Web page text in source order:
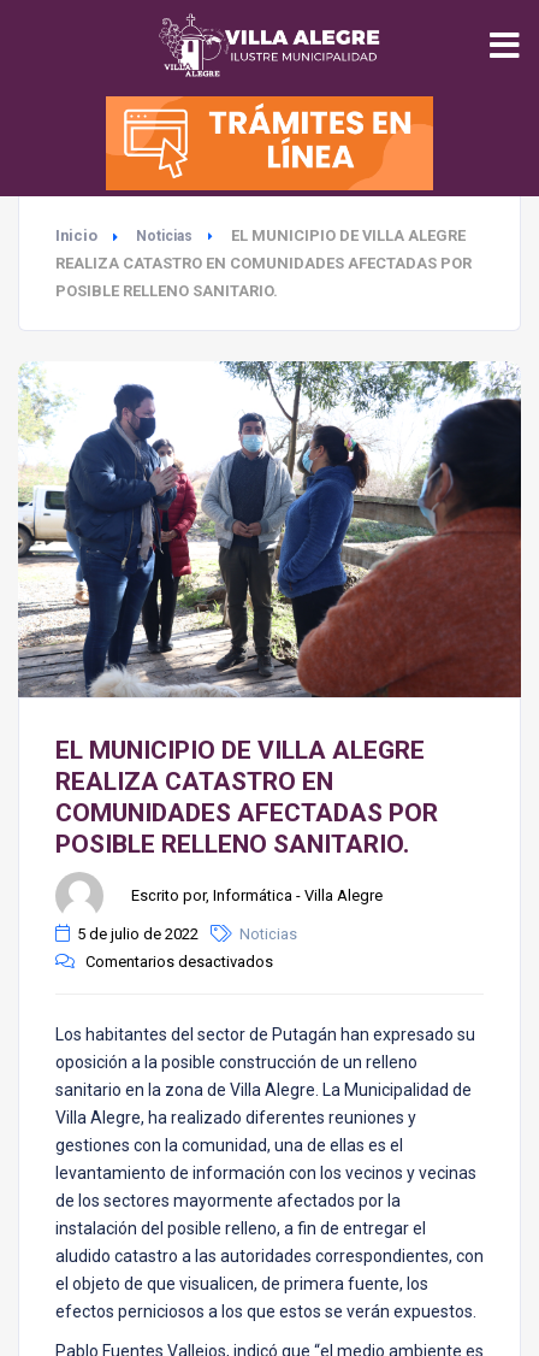
INICIO
MUNICIPALIDAD
SEGURIDAD
SALUD
TURISMO
MEDIO AMBIENTE
Inicio Noticias
EL MUNICIPIO DE VILLA ALEGRE
REALIZA CATASTRO EN COMUNIDADES AFECTADAS POR
POSIBLE RELLENO SANITARIO.
EL MUNICIPIO DE VILLA ALEGRE
REALIZA CATASTRO EN
COMUNIDADES AFECTADAS POR
POSIBLE RELLENO SANITARIO.
Escrito por, Informática - Villa Alegre
5 de julio de 2022
Noticias
Comentarios desactivados
Los habitantes del sector de Putagán han expresado su
oposición a la posible construcción de un relleno
sanitario en la zona de Villa Alegre. La Municipalidad de
Villa Alegre, ha realizado diferentes reuniones y
gestiones con la comunidad, una de ellas es el
levantamiento de información con los vecinos y vecinas
de los sectores mayormente afectados por la
instalación del posible relleno, a fin de entregar el
aludido catastro a las autoridades correspondientes, con
el objeto de que visualicen, de primera fuente, los
efectos perniciosos a los que estos se verán expuestos.
Pablo Fuentes Vallejos, indicó que “el medio ambiente es